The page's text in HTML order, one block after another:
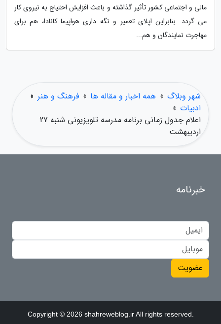
مالی و اجتماعی کشور تأثیر گذاشته و باعث افزایش احتیاج به نیروی کار
می گردد. بنابراین اپلای تعمیر و نگه داری هواپیما کانادا، هم برای
مهاجرت نمایندگان و هم...
شهر وبلاگ » همه اخبار و مقاله ها » فرهنگ و هنر »
ادبیات »
اعلام جدول زمانی برنامه مدرسه تلویزیونی شنبه 27
اردیبهشت
خبرنامه
عضویت
Copyright © 2026 shahreweblog.ir All rights reserved.